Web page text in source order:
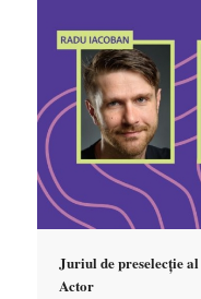
Juriul de preselecție
Actor